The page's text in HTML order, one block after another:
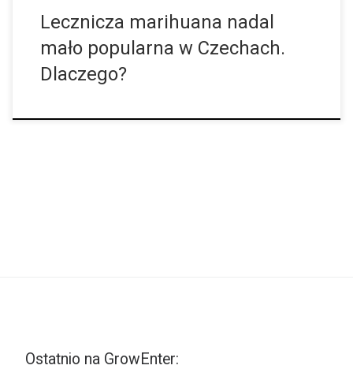
Lecznicza marihuana nadal
mało popularna w Czechach.
Dlaczego?
Ostatnio na GrowEnter: